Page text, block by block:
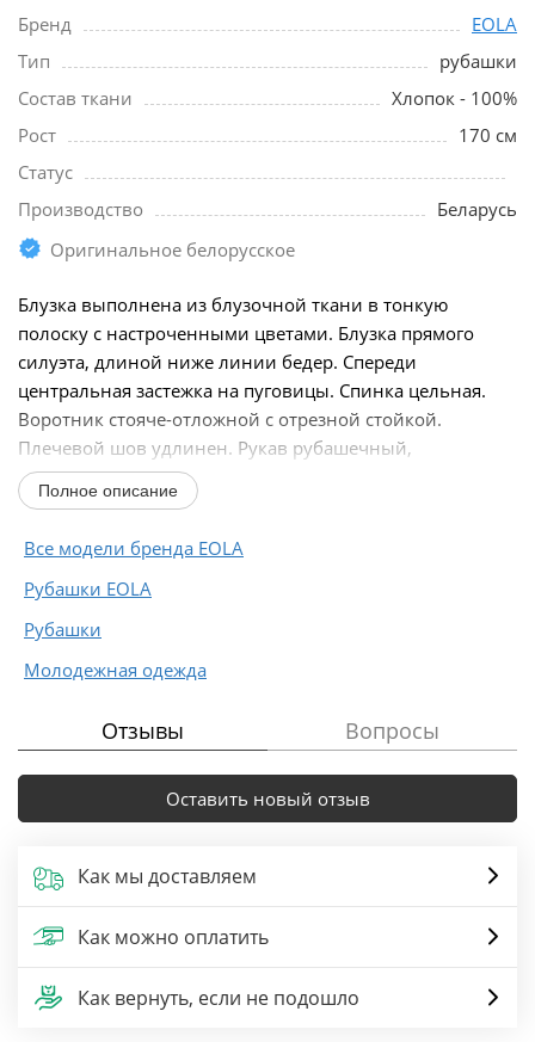
Бренд
EOLA
Тип
рубашки
Состав ткани
Хлопок - 100%
Рост
170 см
Статус
Производство
Беларусь
Оригинальное белорусское
Блузка выполнена из блузочной ткани в тонкую
полоску с настроченными цветами. Блузка прямого
силуэта, длиной ниже линии бедер. Спереди
центральная застежка на пуговицы. Спинка цельная.
Воротник стояче-отложной с отрезной стойкой.
Плечевой шов удлинен. Рукав рубашечный,
одношовный....
Полное описание
Все модели бренда EOLA
Рубашки EOLA
Рубашки
Молодежная одежда
Отзывы Вопросы
Оставить новый отзыв
Как мы доставляем
Как можно оплатить
Как вернуть, если не подошло